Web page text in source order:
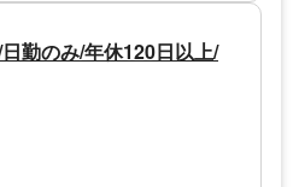
勤のみ/年休120日以上/